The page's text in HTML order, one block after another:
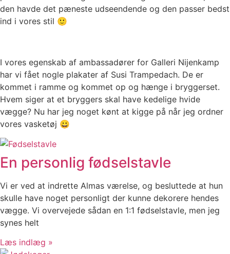
den havde det pæneste udseendende og den passer bedst
ind i vores stil 🙂
I vores egenskab af ambassadører for Galleri Nijenkamp
har vi fået nogle plakater af Susi Trampedach. De er
kommet i ramme og kommet op og hænge i bryggerset.
Hvem siger at et bryggers skal have kedelige hvide
vægge? Nu har jeg noget kønt at kigge på når jeg ordner
vores vasketøj 😀
En personlig fødselstavle
Vi er ved at indrette Almas værelse, og besluttede at hun
skulle have noget personligt der kunne dekorere hendes
vægge. Vi overvejede sådan en 1:1 fødselstavle, men jeg
synes helt
Læs indlæg »